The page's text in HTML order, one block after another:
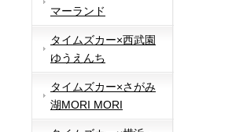
マーランド
タイムズカー×西武園
ゆうえんち
タイムズカー×さがみ
湖MORI MORI